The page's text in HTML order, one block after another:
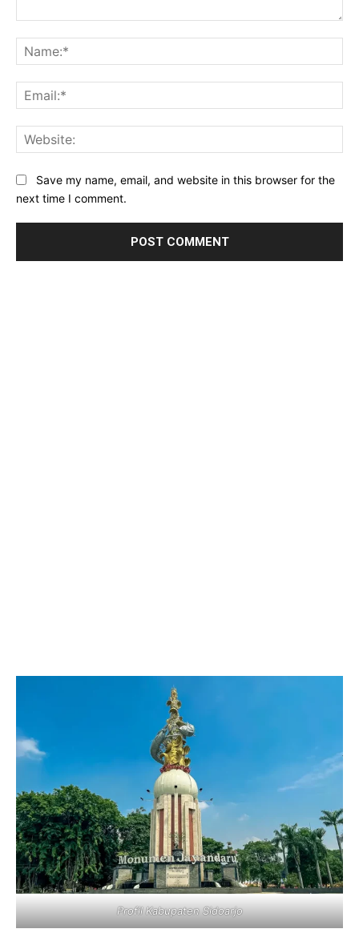
Save my name, email, and website in this browser for the
next time I comment.
Profil Kabupaten Sidoarjo